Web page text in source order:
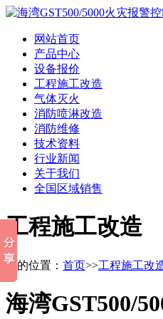
网站首页
产品中心
设备报价
工程施工改造
气体灭火
消防喷淋改造
消防维修
技术资料
行业新闻
关于我们
全国区域销售
工程施工改造
您的位置： 首页>>工程施工改
海湾GST500/